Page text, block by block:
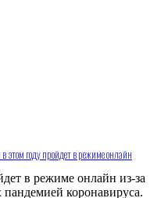
году пройдет в режиме онлайн
в режиме онлайн из-за
коронавируса.